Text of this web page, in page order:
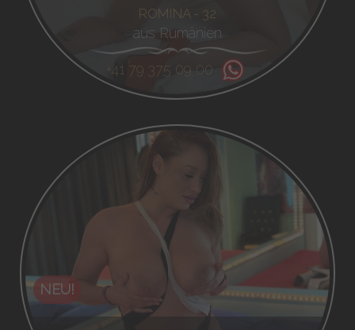
ROMINA - 32
aus Rumänien
+41 79 375 09 00
NEU!